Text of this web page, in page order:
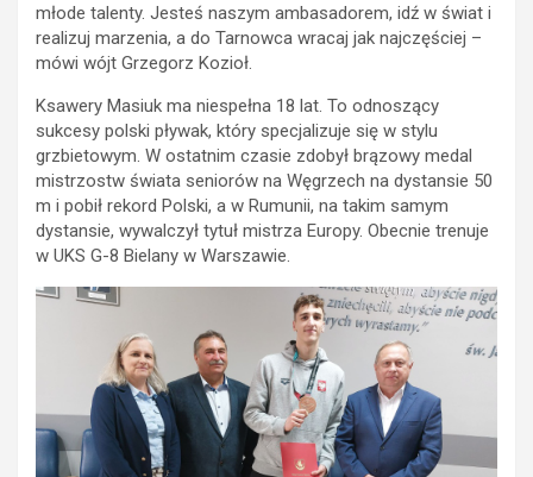
młode talenty. Jesteś naszym ambasadorem, idź w świat i
realizuj marzenia, a do Tarnowca wracaj jak najczęściej –
mówi wójt Grzegorz Kozioł.
Ksawery Masiuk ma niespełna 18 lat. To odnoszący
sukcesy polski pływak, który specjalizuje się w stylu
grzbietowym. W ostatnim czasie zdobył brązowy medal
mistrzostw świata seniorów na Węgrzech na dystansie 50
m i pobił rekord Polski, a w Rumunii, na takim samym
dystansie, wywalczył tytuł mistrza Europy. Obecnie trenuje
w UKS G-8 Bielany w Warszawie.